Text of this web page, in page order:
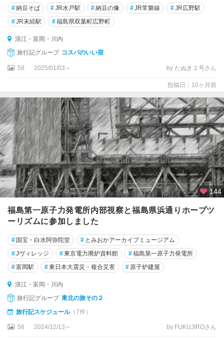
#納豆そば #JR水戸駅 #納豆の像 #JR常磐線 #JR広野駅
#JR末続駅 #福島県双葉町広野町
浪江・富岡・川内
旅行記グループ コスパのいい宿
58 2025/01/03～ by たぬき２号さん
投稿日：10ヶ月前
144
福島第一原子力発電所内部視察と福島県浜通りホープツ
ーリズムに参加しました
# 国宝・白水阿弥陀堂 # とみおかアーカイブミュージアム
#Jヴィレッジ #東京電力廃炉資料館 #福島第一原子力発電所
#富岡駅 #東日本大震災・複合災害 # 原子炉建屋
浪江・富岡・川内
旅行記グループ 東北の旅その２
旅行記スケジュール（7件）
56 2024/12/13～ by FUKUJIROさん